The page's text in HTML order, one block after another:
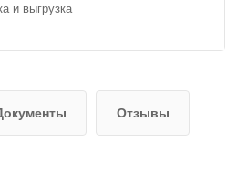
и выгрузка
Отзывы